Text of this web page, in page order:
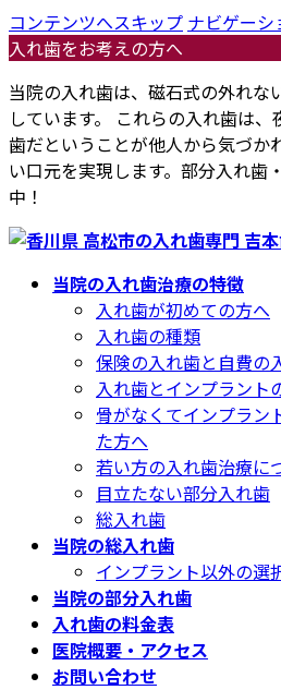
コンテンツへスキップ ナビゲーシ
入れ歯をお考えの方へ
当院の入れ歯は、磁石式の外れな
しています。 これらの入れ歯は
歯だということが他人から気づか
い口元を実現します。部分入れ歯
中！
当院の入れ歯治療の特徴
入れ歯が初めての方へ
入れ歯の種類
保険の入れ歯と自費の
入れ歯とインプラント
骨がなくてインプラン
た方へ
若い方の入れ歯治療に
目立たない部分入れ歯
総入れ歯
当院の総入れ歯
インプラント以外の選
当院の部分入れ歯
入れ歯の料金表
医院概要・アクセス
お問い合わせ